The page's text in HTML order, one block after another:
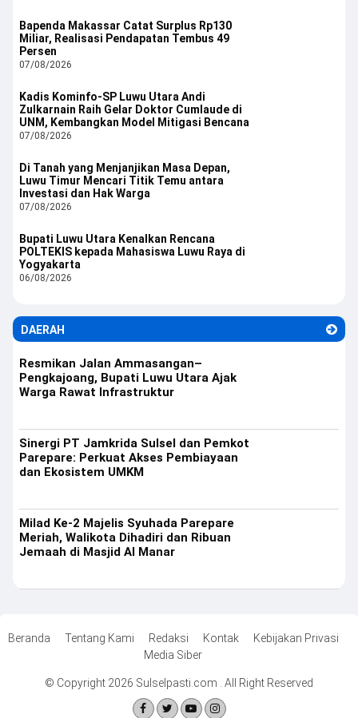
Bapenda Makassar Catat Surplus Rp130
Miliar, Realisasi Pendapatan Tembus 49
Persen
07/08/2026
Kadis Kominfo-SP Luwu Utara Andi
Zulkarnain Raih Gelar Doktor Cumlaude di
UNM, Kembangkan Model Mitigasi Bencana
07/08/2026
Di Tanah yang Menjanjikan Masa Depan,
Luwu Timur Mencari Titik Temu antara
Investasi dan Hak Warga
07/08/2026
Bupati Luwu Utara Kenalkan Rencana
POLTEKIS kepada Mahasiswa Luwu Raya di
Yogyakarta
06/08/2026
DAERAH
Resmikan Jalan Ammasangan–
Pengkajoang, Bupati Luwu Utara Ajak
Warga Rawat Infrastruktur
Sinergi PT Jamkrida Sulsel dan Pemkot
Parepare: Perkuat Akses Pembiayaan
dan Ekosistem UMKM
Milad Ke-2 Majelis Syuhada Parepare
Meriah, Walikota Dihadiri dan Ribuan
Jemaah di Masjid Al Manar
Beranda Tentang Kami Redaksi Kontak
Kebijakan Privasi
Media Siber
© Copyright 2026 Sulselpasti.com . All Right Reserved